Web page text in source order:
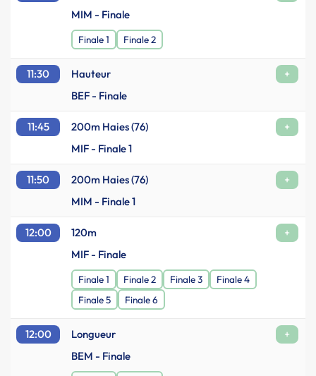
MIM - Finale
Finale 1 Finale 2
11:30 Hauteur
+
BEF - Finale
11:45 200m Haies (76)
+
MIF - Finale 1
11:50 200m Haies (76)
+
MIM - Finale 1
12:00 120m
+
MIF - Finale
Finale 1 Finale 2 Finale 3
Finale 4
Finale 5
Finale 6
12:00 Longueur
+
BEM - Finale